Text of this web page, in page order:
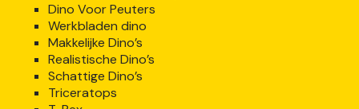
Dino Voor Peuters
Werkbladen dino
Makkelijke Dino’s
Realistische Dino’s
Schattige Dino’s
Triceratops